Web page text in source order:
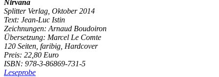
Nirvana
Splitter Verlag, Oktober 2014
Text: Jean-Luc Istin
Zeichnungen: Arnaud Boudoiron
Übersetzung: Marcel Le Comte
120 Seiten, faribig, Hardcover
Preis: 22,80 Euro
ISBN: 978-3-86869-731-5
Leseprobe